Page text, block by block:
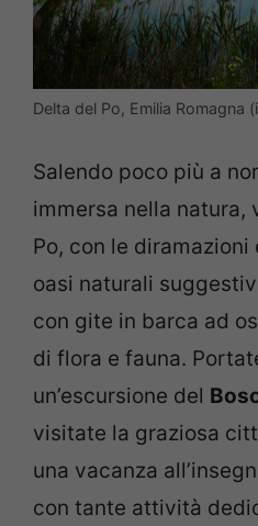
Delta del Po, Emilia Romagna
Salendo poco più a
immersa nella natura,
Po, con le
oasi naturali
con gite in barca ad
di flora e fauna.
un’escursione del
visitate la graziosa
una vacanza
con tante attività